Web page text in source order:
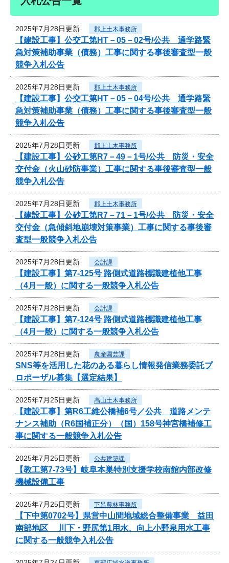
2025年7月28日更新 郡上土木事務所
【建設工事】公交工第HT－05－02号/公共 通学路緊
急対策補助事業（債務）工事に関する事後審査型一般
競争入札公告
2025年7月28日更新 郡上土木事務所
【建設工事】公交工第HT－05－04号/公共 通学路緊
急対策補助事業（債務）工事に関する事後審査型一般
競争入札公告
2025年7月28日更新 郡上土木事務所
【建設工事】公砂工第R7－49－1号/公共 防災・安全
交付金（火山砂防事業）工事に関する事後審査型一般
競争入札公告
2025年7月28日更新 郡上土木事務所
【建設工事】公砂工第R7－71－1号/公共 防災・安全
交付金（急傾斜地崩壊対策事業）工事に関する事後審
査型一般競争入札公告
2025年7月28日更新 会計課
【建設工事】第7-125号 路側式道路標識建植他工事
（4月一般）に関する一般競争入札公告
2025年7月28日更新 会計課
【建設工事】第7-124号 路側式道路標識建植他工事
（4月一般）に関する一般競争入札公告
2025年7月28日更新 農産園芸課
SNS等を活用した花のある暮らし情報発信業務委託プ
ロポーザル募集【選定結果】
2025年7月25日更新 高山土木事務所
【建設工事】第R6工維公橋補6号／公共 道路メンテ
ナンス補助（R6国補正分）（国）158号神宮橋補修工
事に関する一般競争入札公告
2025年7月25日更新 公共建築課
【教工第7-73号】岐阜本巣特別支援学校南館内部改修
機械設備工事
2025年7月25日更新 下呂農林事務所
【下中第0702号】県営中山間地域総合整備事業 益田
南部地区 川下・野尻第1用水、向上小野泉用水工事
に関する一般競争入札公告